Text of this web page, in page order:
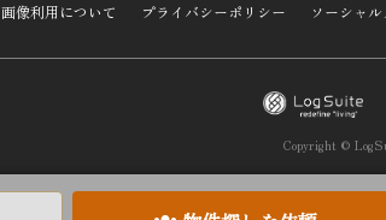
画像利用について プライバシーポリシー ソーシャ
Copyright ©